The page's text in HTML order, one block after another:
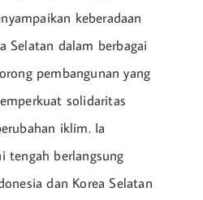
keberadaan
Selatan dalam berbagai
pembangunan yang
solidaritas
iklim. Ia
tengah berlangsung
dan Korea Selatan